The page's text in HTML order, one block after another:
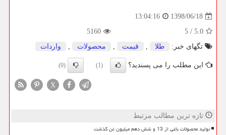
1398/06/18
13:04:16
5.0
/
5
5160
تگهای خبر:
طلا , قیمت , محصولات , واردات
این مطلب را می پسندید؟ (1)
(0)
X
تازه ترین مطالب مرتبط
تولید محصولات باغی از 13 و شش دهم میلیون تن گذشت